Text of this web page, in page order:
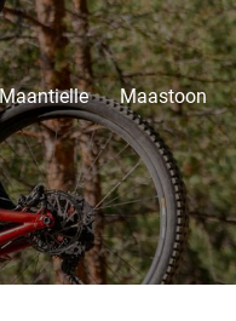
Maastoon